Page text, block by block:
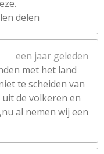
delen
een jaar geleden
met het land
te scheiden van
uit de volkeren en
al nemen wij een